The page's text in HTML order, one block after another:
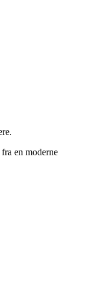
en moderne